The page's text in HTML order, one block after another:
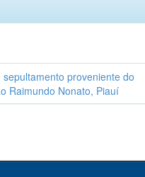
proveniente do
Raimundo Nonato, Piauí